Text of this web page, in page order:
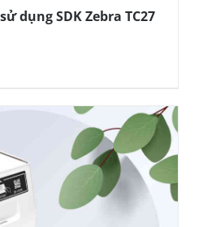
dụng SDK Zebra TC27